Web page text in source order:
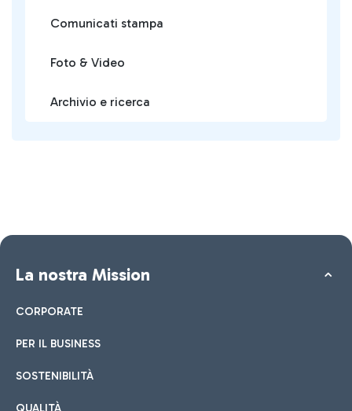
Comunicati stampa
Foto & Video
Archivio e ricerca
La nostra Mission
CORPORATE
PER IL BUSINESS
SOSTENIBILITÀ
QUALITÀ